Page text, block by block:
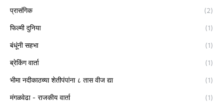
प्रासंगिक (2)
फिल्मी दुनिया (1)
बंधूंनी सहभा (1)
ब्रेकिंग वार्ता (1)
भीमा नदीकाठच्या शेतीपंपांना ८ तास वीज द्या (1)
मंगळवेढा - राजकीय वार्ता (1)